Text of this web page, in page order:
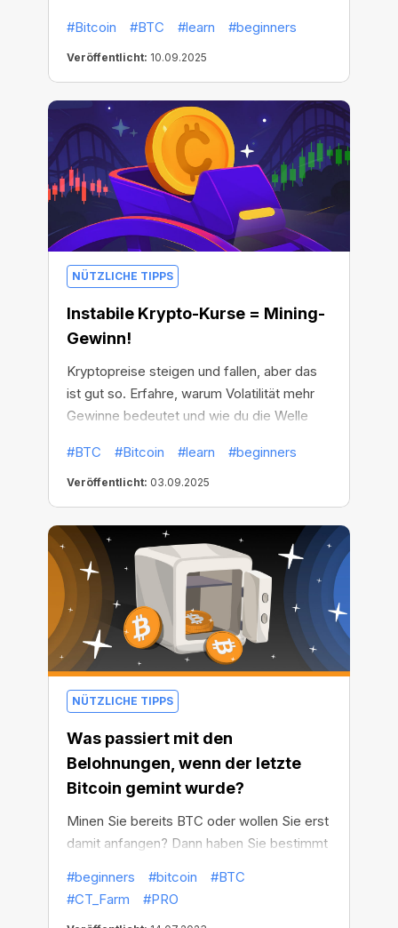
#Bitcoin #BTC #learn #beginners
Veröffentlicht: 10.09.2025
NÜTZLICHE TIPPS
Instabile Krypto-Kurse = Mining-
Gewinn!
Kryptopreise steigen und fallen, aber das
ist gut so. Erfahre, warum Volatilität mehr
Gewinne bedeutet und wie du die Welle
unterzugehen.
#BTC #Bitcoin #learn #beginners
Veröffentlicht: 03.09.2025
NÜTZLICHE TIPPS
Was passiert mit den
Belohnungen, wenn der letzte
Bitcoin gemint wurde?
Minen Sie bereits BTC oder wollen Sie erst
damit anfangen? Dann haben Sie bestimmt
sich auf diese Einnahmen verlassen
können. Die gute Nachricht ist, dass die
#beginners #bitcoin
#BTC
#CT_Farm
#PRO